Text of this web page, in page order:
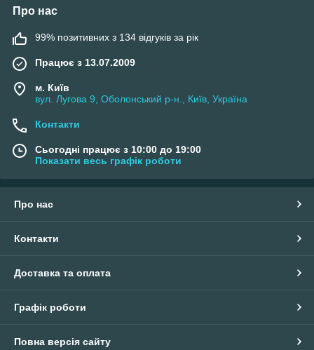
Про нас
99% позитивних з 134 відгуків за рік
Працює з 13.07.2009
м. Київ
вул. Лугова 9, Оболонський р-н., Київ, Україна
Контакти
Сьогодні працює з 10:00 до 19:00
Показати весь графік роботи
Про нас
Контакти
Доставка та оплата
Графік роботи
Повна версія сайту